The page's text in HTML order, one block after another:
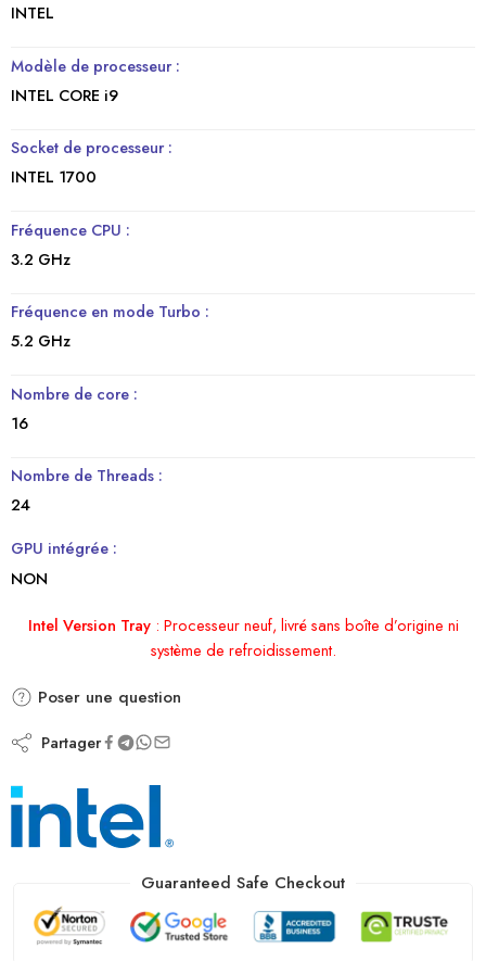
INTEL
Modèle de processeur :
INTEL CORE i9
Socket de processeur :
INTEL 1700
Fréquence CPU :
3.2 GHz
Fréquence en mode Turbo :
5.2 GHz
Nombre de core :
16
Nombre de Threads :
24
GPU intégrée :
NON
Intel Version Tray: Processeur neuf, livré sans boîte d’origine ni
système de refroidissement.
Poser une question
Partager
Guaranteed Safe Checkout